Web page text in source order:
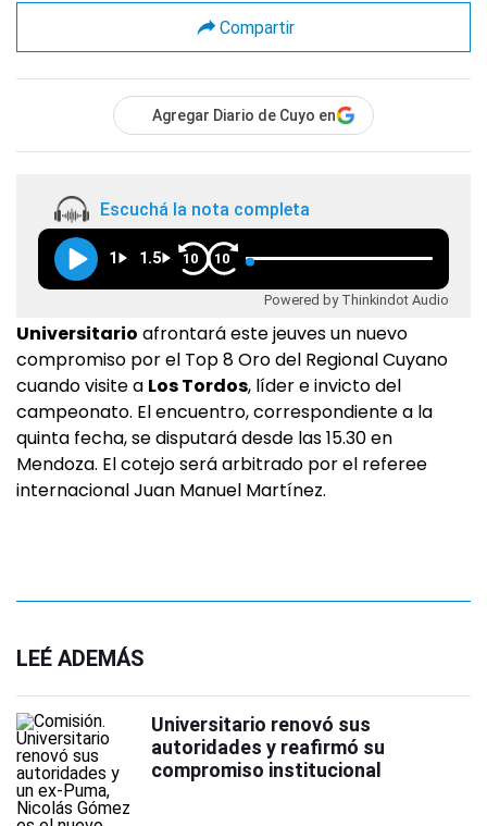
Compartir
Agregar Diario de Cuyo en
Escuchá la nota completa
1 1.5 10 10
Powered by Thinkindot Audio
Universitario afrontará este jeuves un nuevo
compromiso por el Top 8 Oro del Regional Cuyano
cuando visite a Los Tordos, líder e invicto del
campeonato. El encuentro, correspondiente a la
quinta fecha, se disputará desde las 15.30 en
Mendoza. El cotejo será arbitrado por el referee
internacional Juan Manuel Martínez.
LEÉ ADEMÁS
Universitario renovó sus
autoridades y reafirmó su
compromiso institucional